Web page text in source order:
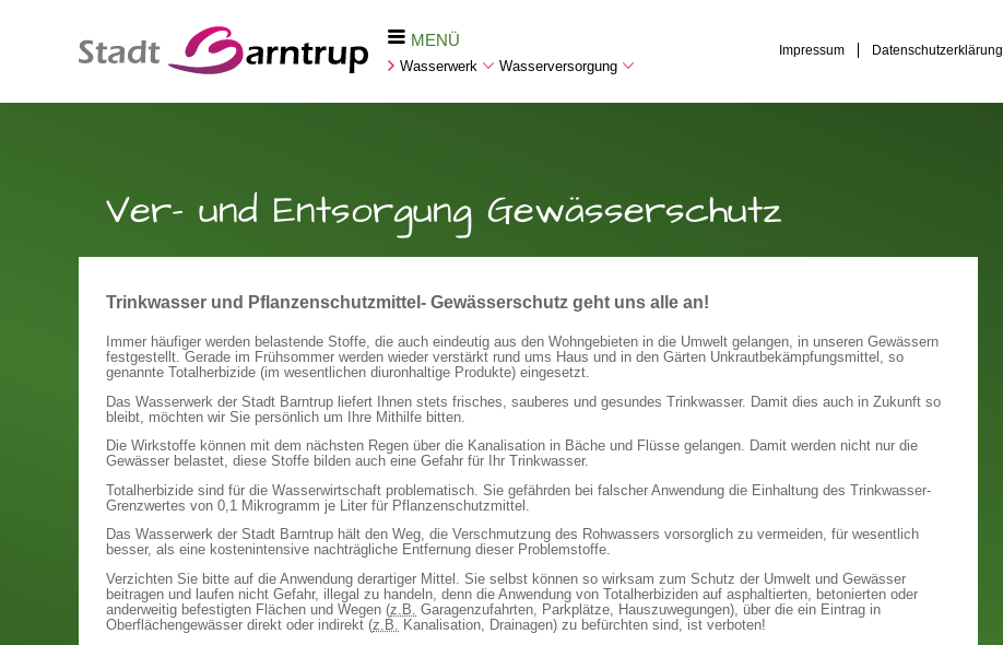
MENÜ
Wasserwerk Wasserversorgung
Impressum Datenschutzerklärung
Ver- und Entsorgung Gewässerschutz
Trinkwasser und Pflanzenschutzmittel- Gewässerschutz geht uns alle an!
Immer häufiger werden belastende Stoffe, die auch eindeutig aus den Wohngebieten in die Umwelt gelangen, in unseren Gewässern
festgestellt. Gerade im Frühsommer werden wieder verstärkt rund ums Haus und in den Gärten Unkrautbekämpfungsmittel, so
genannte Totalherbizide (im wesentlichen diuronhaltige Produkte) eingesetzt.
Das Wasserwerk der Stadt Barntrup liefert Ihnen stets frisches, sauberes und gesundes Trinkwasser. Damit dies auch in Zukunft so
bleibt, möchten wir Sie persönlich um Ihre Mithilfe bitten.
Die Wirkstoffe können mit dem nächsten Regen über die Kanalisation in Bäche und Flüsse gelangen. Damit werden nicht nur die
Gewässer belastet, diese Stoffe bilden auch eine Gefahr für Ihr Trinkwasser.
Totalherbizide sind für die Wasserwirtschaft problematisch. Sie gefährden bei falscher Anwendung die Einhaltung des Trinkwasser-
Grenzwertes von 0,1 Mikrogramm je Liter für Pflanzenschutzmittel.
Das Wasserwerk der Stadt Barntrup hält den Weg, die Verschmutzung des Rohwassers vorsorglich zu vermeiden, für wesentlich
besser, als eine kostenintensive nachträgliche Entfernung dieser Problemstoffe.
Verzichten Sie bitte auf die Anwendung derartiger Mittel. Sie selbst können so wirksam zum Schutz der Umwelt und Gewässer
beitragen und laufen nicht Gefahr, illegal zu handeln, denn die Anwendung von Totalherbiziden auf asphaltierten, betonierten oder
anderweitig befestigten Flächen und Wegen (z.B.
Garagenzufahrten, Parkplätze, Hauszuwegungen), über die ein Eintrag in
Oberflächengewässer direkt oder indirekt (z.B.
Kanalisation, Drainagen) zu befürchten sind, ist verboten!